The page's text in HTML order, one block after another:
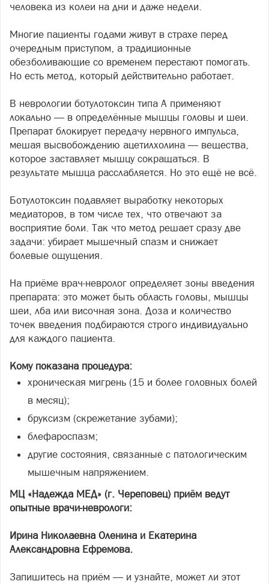
человека из колеи на дни и даже недели.
Многие пациенты годами живут в страхе перед
очередным приступом, а традиционные
обезболивающие со временем перестают помогать.
Но есть метод, который действительно работает.
В неврологии ботулотоксин типа А применяют
локально — в определённые мышцы головы и шеи.
Препарат блокирует передачу нервного импульса,
мешая высвобождению ацетилхолина — вещества,
которое заставляет мышцу сокращаться. В
результате мышца расслабляется. Но это ещё не всё.
Ботулотоксин подавляет выработку некоторых
медиаторов, в том числе тех, что отвечают за
восприятие боли. Так что метод решает сразу две
задачи: убирает мышечный спазм и снижает
болевые ощущения.
На приёме врач-невролог определяет зоны введения
препарата: это может быть область головы, мышцы
шеи, лба или височная зона. Доза и количество
точек введения подбираются строго индивидуально
для каждого пациента.
Кому показана процедура:
хроническая мигрень (15 и более головных болей
в месяц);
бруксизм (скрежетание зубами);
блефароспазм;
другие состояния, связанные с патологическим
мышечным напряжением.
МЦ «Надежда МЕД» (г. Череповец) приём ведут
опытные врачи-неврологи:
Ирина Николаевна Оленина и Екатерина
Александровна Ефремова.
Запишитесь на приём — и узнайте, может ли этот